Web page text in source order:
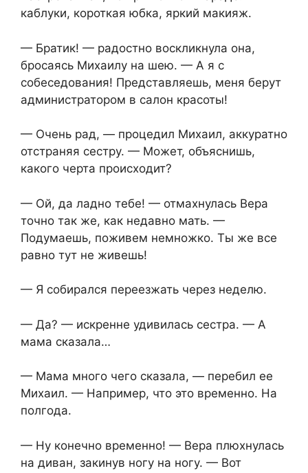
каблуки, короткая юбка, яркий макияж.
— Братик! — радостно воскликнула она,
бросаясь Михаилу на шею. — А я с
собеседования! Представляешь, меня берут
администратором в салон красоты!
— Очень рад, — процедил Михаил, аккуратно
отстраняя сестру. — Может, объяснишь,
какого черта происходит?
— Ой, да ладно тебе! — отмахнулась Вера
точно так же, как недавно мать. —
Подумаешь, поживем немножко. Ты же все
равно тут не живешь!
— Я собирался переезжать через неделю.
— Да? — искренне удивилась сестра. — А
мама сказала…
— Мама много чего сказала, — перебил ее
Михаил. — Например, что это временно. На
полгода.
— Ну конечно временно! — Вера плюхнулась
на диван, закинув ногу на ногу. — Вот